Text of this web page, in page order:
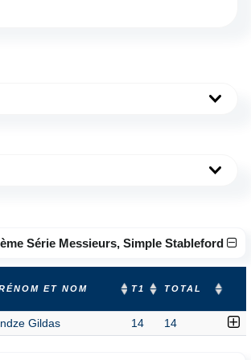
Série Messieurs, Simple Stableford
ET NOM T1 TOTAL
Gildas 14 14